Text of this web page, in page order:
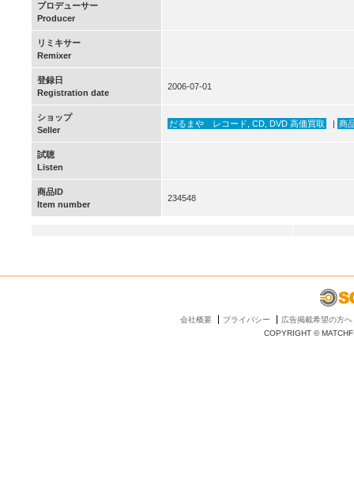
プロデューサー
Producer
リミキサー
Remixer
登録日
Registration date
2006-07-01
ショップ
Seller
だるまや レコード, CD, DVD 高価買取 | 商
試聴
Listen
商品ID
Item number
234548
会社概要 プライバシー
広告掲載希望の方へ
COPYRIGHT ©